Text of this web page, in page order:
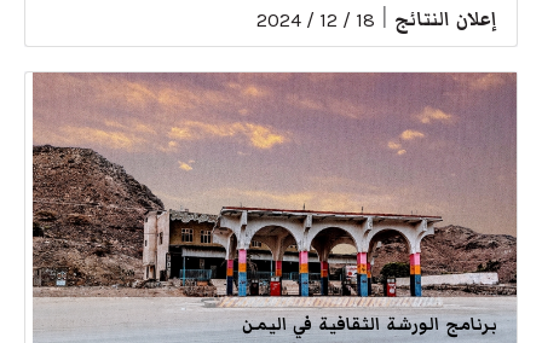
إعلان النتائج 18 / 12 / 2024
برنامج الورشة الثقافية في اليمن